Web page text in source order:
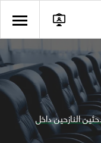
النازحين داخل